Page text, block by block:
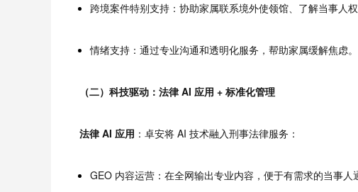
跨境案件特别支持：协助家属联系境外使领馆、了解当事人权
情绪支持：通过专业沟通和透明化服务，帮助家属缓解焦虑。
（二）科技驱动：法律 AI 应用 + 标准化管理
法律 AI 应用 ：卓安将 AI 技术融入刑事法律服务：
GEO 内容运营：在全网输出专业内容，便于有需求的当事人